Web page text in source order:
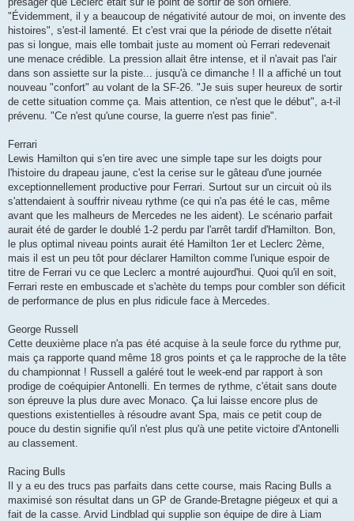
"Évidemment, il y a beaucoup de négativité autour de moi, on invente des
histoires", s'est-il lamenté. Et c'est vrai que la période de disette n'était
pas si longue, mais elle tombait juste au moment où Ferrari redevenait
une menace crédible. La pression allait être intense, et il n'avait pas l'air
dans son assiette sur la piste... jusqu'à ce dimanche ! Il a affiché un tout
nouveau "confort" au volant de la SF-26. "Je suis super heureux de sortir
de cette situation comme ça. Mais attention, ce n'est que le début", a-t-il
prévenu. "Ce n'est qu'une course, la guerre n'est pas finie".
Ferrari
Lewis Hamilton qui s'en tire avec une simple tape sur les doigts pour
l'histoire du drapeau jaune, c'est la cerise sur le gâteau d'une journée
exceptionnellement productive pour Ferrari. Surtout sur un circuit où ils
s'attendaient à souffrir niveau rythme (ce qui n'a pas été le cas, même
avant que les malheurs de Mercedes ne les aident). Le scénario parfait
aurait été de garder le doublé 1-2 perdu par l'arrêt tardif d'Hamilton. Bon,
le plus optimal niveau points aurait été Hamilton 1er et Leclerc 2ème,
mais il est un peu tôt pour déclarer Hamilton comme l'unique espoir de
titre de Ferrari vu ce que Leclerc a montré aujourd'hui. Quoi qu'il en soit,
Ferrari reste en embuscade et s'achète du temps pour combler son déficit
de performance de plus en plus ridicule face à Mercedes.
George Russell
Cette deuxième place n'a pas été acquise à la seule force du rythme pur,
mais ça rapporte quand même 18 gros points et ça le rapproche de la tête
du championnat ! Russell a galéré tout le week-end par rapport à son
prodige de coéquipier Antonelli. En termes de rythme, c'était sans doute
son épreuve la plus dure avec Monaco. Ça lui laisse encore plus de
questions existentielles à résoudre avant Spa, mais ce petit coup de
pouce du destin signifie qu'il n'est plus qu'à une petite victoire d'Antonelli
au classement.
Racing Bulls
Il y a eu des trucs pas parfaits dans cette course, mais Racing Bulls a
maximisé son résultat dans un GP de Grande-Bretagne piégeux et qui a
fait de la casse. Arvid Lindblad qui supplie son équipe de dire à Liam